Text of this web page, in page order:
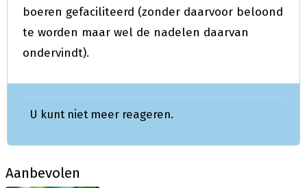
boeren gefaciliteerd (zonder daarvoor beloond
te worden maar wel de nadelen daarvan
ondervindt).
U kunt niet meer reageren.
Aanbevolen